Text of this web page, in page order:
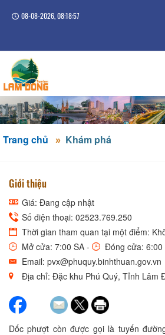
08-08-2026, 08:18:57
Trang chủ Khám phá
Giới thiệu
Giá: Đang cập nhật
Số điện thoại: 02523.769.250
Thời gian tham quan tại một điểm:
Mở cửa: 7:00 SA -
Đóng cửa: 6:00
Email: pvx@phuquy.binhthuan.gov.vn
Địa chỉ: Đặc khu Phú Quý, Tỉnh Lâm
Dốc phượt còn được gọi là tuyến